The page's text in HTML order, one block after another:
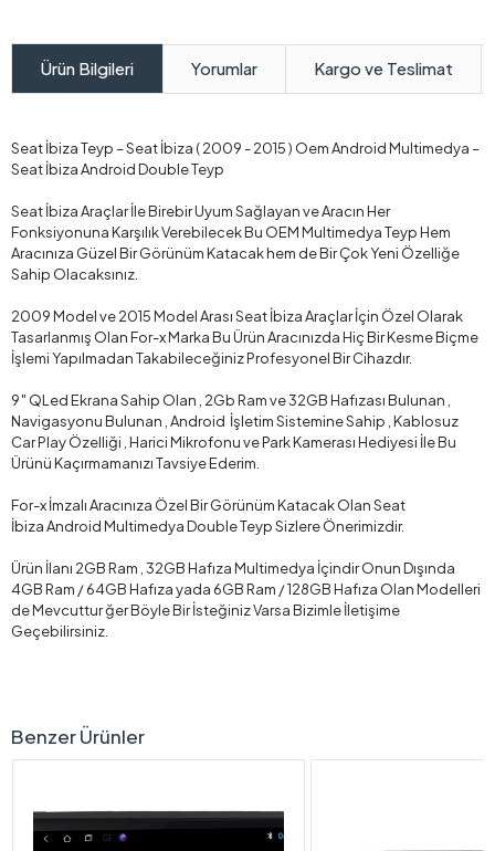
Ürün Bilgileri Yorumlar Kargo ve Teslimat
Seat İbiza Teyp – Seat İbiza ( 2009 - 2015 ) Oem Android Multimedya –
Seat İbiza Android Double Teyp
Seat İbiza Araçlar İle Birebir Uyum Sağlayan ve Aracın Her
Fonksiyonuna Karşılık Verebilecek Bu OEM Multimedya Teyp Hem
Aracınıza Güzel Bir Görünüm Katacak hem de Bir Çok Yeni Özelliğe
Sahip Olacaksınız.
2009 Model ve 2015 Model Arası Seat İbiza Araçlar İçin Özel Olarak
Tasarlanmış Olan For-x Marka Bu Ürün Aracınızda Hiç Bir Kesme Biçme
İşlemi Yapılmadan Takabileceğiniz Profesyonel Bir Cihazdır.
9″ QLed Ekrana Sahip Olan , 2Gb Ram ve 32GB Hafızası Bulunan ,
Navigasyonu Bulunan , Android İşletim Sistemine Sahip , Kablosuz
Car Play Özelliği , Harici Mikrofonu ve Park Kamerası Hediyesi İle Bu
Ürünü Kaçırmamanızı Tavsiye Ederim.
For-x İmzalı Aracınıza Özel Bir Görünüm Katacak Olan Seat
İbiza Android Multimedya Double Teyp Sizlere Önerimizdir.
Ürün İlanı 2GB Ram , 32GB Hafıza Multimedya İçindir Onun Dışında
4GB Ram / 64GB Hafıza yada 6GB Ram / 128GB Hafıza Olan Modelleri
de Mevcuttur ğer Böyle Bir İsteğiniz Varsa Bizimle İletişime
Geçebilirsiniz.
Benzer Ürünler